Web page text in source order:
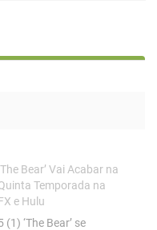
Bear’ Vai Acabar na
Temporada na
e Hulu
(1) ‘The Bear’ se